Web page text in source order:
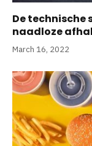
De technische
naadloze
March 16, 2022